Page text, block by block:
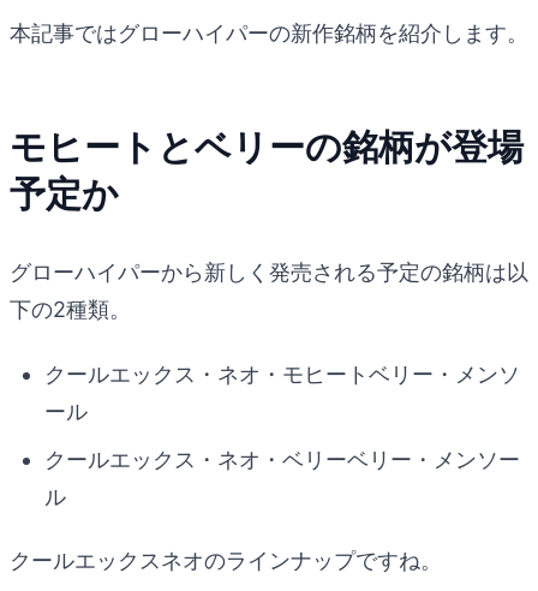
本記事ではグローハイパーの新作銘柄を紹介します。
モヒートとベリーの銘柄が登場
予定か
グローハイパーから新しく発売される予定の銘柄は以
下の2種類。
クールエックス・ネオ・モヒートベリー・メンソ
ール
クールエックス・ネオ・ベリーベリー・メンソー
ル
クールエックスネオのラインナップですね。